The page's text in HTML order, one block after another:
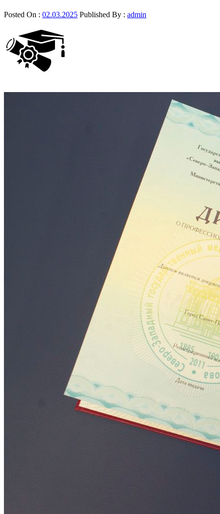
Posted On : 02.03.2025 Published By : admin